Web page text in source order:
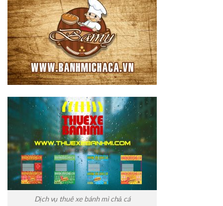
Dịch vụ thuê xe bánh mì chả cá